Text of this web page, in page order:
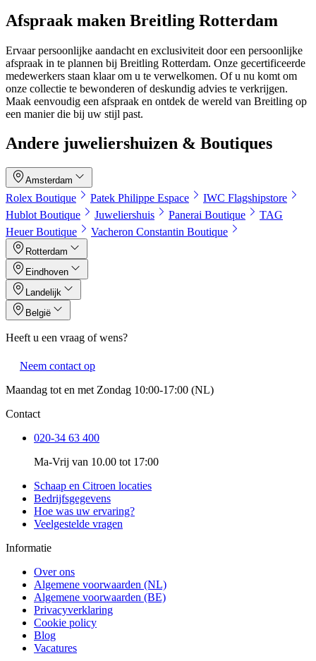
Afspraak maken Breitling Rotterdam
Ervaar persoonlijke aandacht en exclusiviteit door een persoonlijke
afspraak in te plannen bij Breitling Rotterdam. Onze gecertificeerde
medewerkers staan klaar om u te verwelkomen. Of u nu komt om
onze collectie te bewonderen of deskundig advies te verkrijgen.
Maak eenvoudig een afspraak en ontdek de wereld van Breitling op
een manier die bij uw stijl past.
Andere juweliershuizen & Boutiques
Amsterdam
Rolex Boutique Patek Philippe Espace
IWC Flagshipstore
Hublot Boutique
Juweliershuis Panerai Boutique
TAG
Heuer Boutique
Vacheron Constantin Boutique
Rotterdam
Eindhoven
Landelijk
België
Heeft u een vraag of wens?
Neem contact op
Maandag tot en met Zondag 10:00-17:00 (NL)
Contact
020-34 63 400
Ma-Vrij van 10.00 tot 17:00
Schaap en Citroen locaties
Bedrijfsgegevens
Hoe was uw ervaring?
Veelgestelde vragen
Informatie
Over ons
Algemene voorwaarden (NL)
Algemene voorwaarden (BE)
Privacyverklaring
Cookie policy
Blog
Vacatures